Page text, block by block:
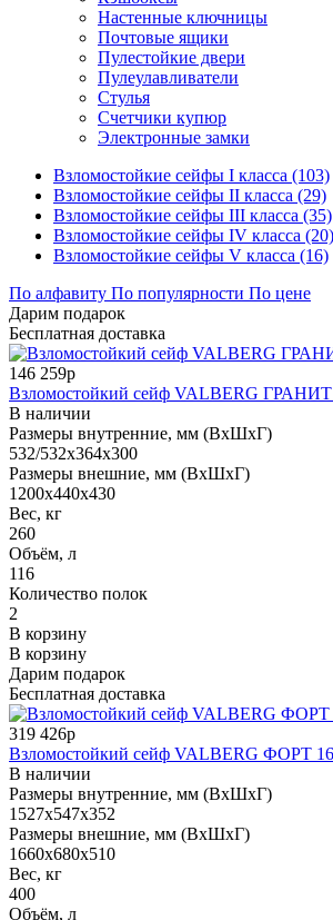
Настенные ключницы
Почтовые ящики
Пулестойкие двери
Пулеулавливатели
Стулья
Счетчики купюр
Электронные замки
Взломостойкие сейфы I класса (103)
Взломостойкие сейфы II класса (29)
Взломостойкие сейфы III класса (35)
Взломостойкие сейфы IV класса (20)
Взломостойкие сейфы V класса (16)
По алфавиту По популярности По цене
Дарим подарок
Бесплатная доставка
146 259р
Взломостойкий сейф VALBERG
В наличии
Размеры внутренние, мм (ВхШхГ)
532/532x364x300
Размеры внешние, мм (ВхШхГ)
1200x440x430
Вес, кг
260
Объём, л
116
Количество полок
2
В корзину
В корзину
Дарим подарок
Бесплатная доставка
319 426р
Взломостойкий сейф VALBERG ФОРТ
В наличии
Размеры внутренние, мм (ВхШхГ)
1527x547x352
Размеры внешние, мм (ВхШхГ)
1660x680x510
Вес, кг
400
Объём, л